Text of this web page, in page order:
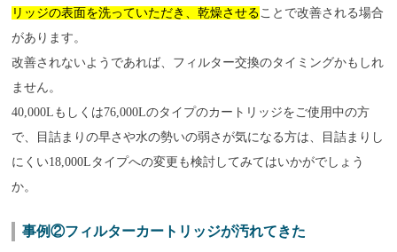
リッジの表面を洗っていただき、乾燥させることで改善される場合
があります。
改善されないようであれば、フィルター交換のタイミングかもしれ
ません。
40,000Lもしくは76,000Lのタイプのカートリッジをご使用中の方
で、目詰まりの早さや水の勢いの弱さが気になる方は、目詰まりし
にくい18,000Lタイプへの変更も検討してみてはいかがでしょう
か。
事例②フィルターカートリッジが汚れてきた